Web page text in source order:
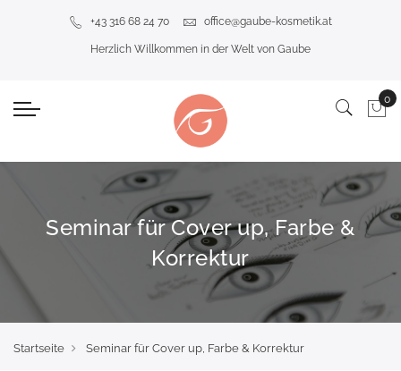
+43 316 68 24 70 office@gaube-kosmetik.at
Herzlich Willkommen in der Welt von Gaube
Seminar für Cover up, Farbe &
Korrektur
Startseite Seminar für Cover up, Farbe & Korrektur